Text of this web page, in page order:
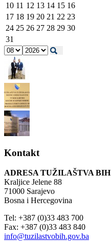
10 11 12 13 14 15 16
17 18 19 20 21 22 23
24 25 26 27 28 29 30
31
Kontakt
ADRESA TUŽILAŠTVA BIH
Kraljice Jelene 88
71000 Sarajevo
Bosna i Hercegovina
Tel: +387 (0)33 483 700
Fax: +387 (0)33 483 840
info@tuzilastvobih.gov.ba